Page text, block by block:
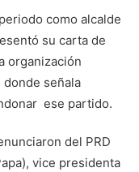
como alcalde
su carta de
organización
señala
ese partido.
del PRD
vice presidenta